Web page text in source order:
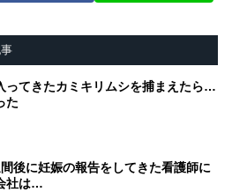
ってきたカミキリムシを捕まえたら…
た
後に妊娠の報告をしてきた看護師に
社は…